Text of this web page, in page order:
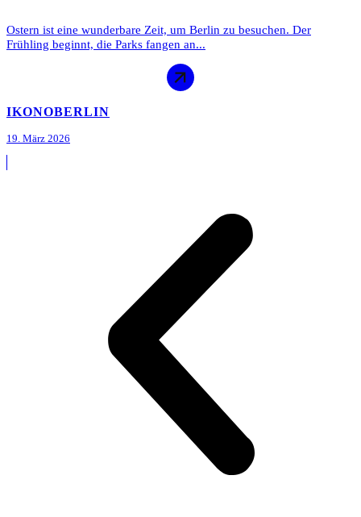
Ostern ist eine wunderbare Zeit, um Berlin zu besuchen. Der
Frühling beginnt, die Parks fangen an...
IKONOBERLIN
19. März 2026